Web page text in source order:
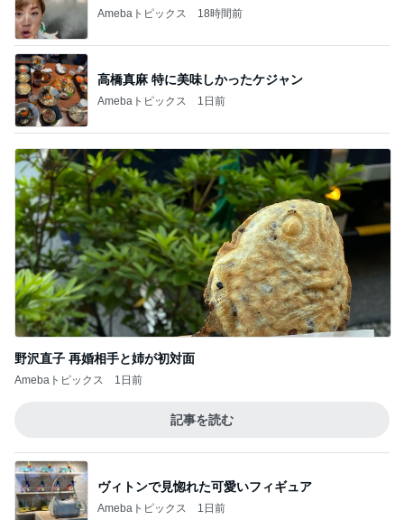
Amebaトピックス 18時間前
高橋真麻 特に美味しかったケジャン
Amebaトピックス 1日前
野沢直子 再婚相手と姉が初対面
Amebaトピックス 1日前
記事を読む
ヴィトンで見惚れた可愛いフィギュア
Amebaトピックス 1日前